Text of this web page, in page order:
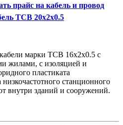
прайс на кабель и провод
ТСВ 20x2x0.5
марки ТСВ 16x2x0.5 с
жилами, с изоляцией и
пластиката
станционного
внутри зданий и сооружений.